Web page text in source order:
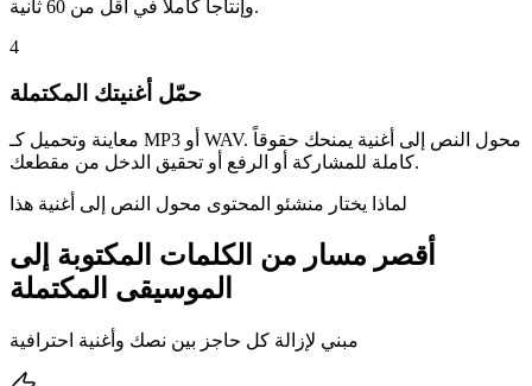
وإنتاجاً كاملاً في أقل من 60 ثانية.
4
حمّل أغنيتك المكتملة
معاينة وتحميل كـ MP3 أو WAV. محول النص إلى أغنية يمنحك حقوقاً
كاملة للمشاركة أو الرفع أو تحقيق الدخل من مقطعك.
لماذا يختار منشئو المحتوى محول النص إلى أغنية هذا
أقصر مسار من الكلمات المكتوبة إلى
الموسيقى المكتملة
مبني لإزالة كل حاجز بين نصك وأغنية احترافية